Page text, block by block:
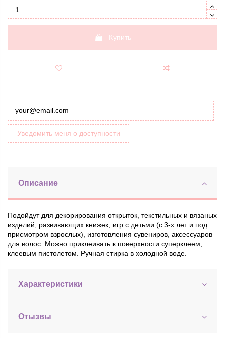
Купить
Уведомить меня о доступности
Описание
Подойдут для декорирования открыток, текстильных и вязаных
изделий, развивающих книжек, игр с детьми (с 3-х лет и под
присмотром взрослых), изготовления сувениров, аксессуаров
для волос. Можно приклеивать к поверхности суперклеем,
клеевым пистолетом. Ручная стирка в холодной воде.
Характеристики
Отызвы